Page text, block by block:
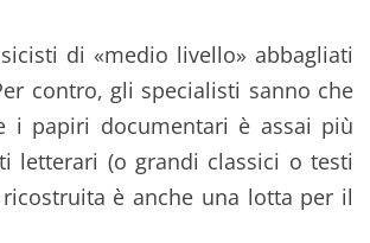
di «medio livello» abbagliati
contro, gli specialisti sanno che
i papiri documentari è assai più
letterari (o grandi classici o testi
è anche una lotta per il